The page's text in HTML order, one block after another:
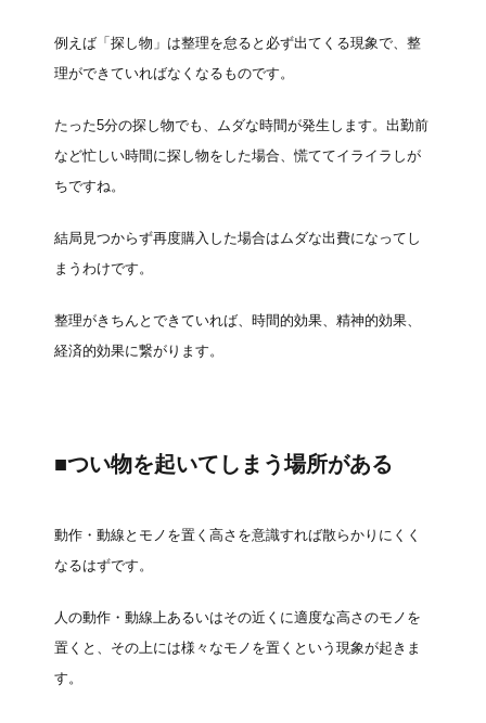
例えば「探し物」は整理を怠ると必ず出てくる現象で、整
理ができていればなくなるものです。
たった5分の探し物でも、ムダな時間が発生します。出勤前
など忙しい時間に探し物をした場合、慌ててイライラしが
ちですね。
結局見つからず再度購入した場合はムダな出費になってし
まうわけです。
整理がきちんとできていれば、時間的効果、精神的効果、
経済的効果に繋がります。
■つい物を起いてしまう場所がある
動作・動線とモノを置く高さを意識すれば散らかりにくく
なるはずです。
人の動作・動線上あるいはその近くに適度な高さのモノを
置くと、その上には様々なモノを置くという現象が起きま
す。